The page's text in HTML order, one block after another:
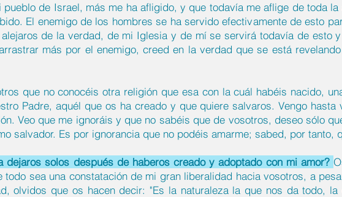
pueblo de Israel, más me ha afligido, y que todavía me aflige de toda
El enemigo de los hombres se ha servido efectivamente de esto
de la verdad, de mi Iglesia y de mí se servirá todavía de esto
más por el enemigo, creed en la verdad que se está
que no conocéis otra religión que esa con la cuál habéis nacido,
Padre, aquél que os ha creado y que quiere salvaros. Vengo
Veo que me ignoráis y que no sabéis que de vosotros, deseo sólo
salvador. Es por ignorancia que no podéis amarme; sabed, por tanto,
dejaros solos después de haberos creado y adoptado con mi amor?
todo sea una constatación de mi gran liberalidad hacia vosotros, a
olvidos que os hacen decir: "Es la naturaleza la que nos da todo,